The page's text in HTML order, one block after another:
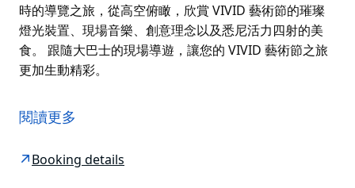
時的導覽之旅，從高空俯瞰，欣賞 VIVID 藝術節的璀璨
燈光裝置、現場音樂、創意理念以及悉尼活力四射的美
食。 跟隨大巴士的現場導遊，讓您的 VIVID 藝術節之旅
更加生動精彩。
為您帶來獨特的動態視角，帶您領略 VIVID 藝術節的精
彩盛況——從海港岸邊到整個城市，每晚精彩呈現，從
閱讀更多
Booking details